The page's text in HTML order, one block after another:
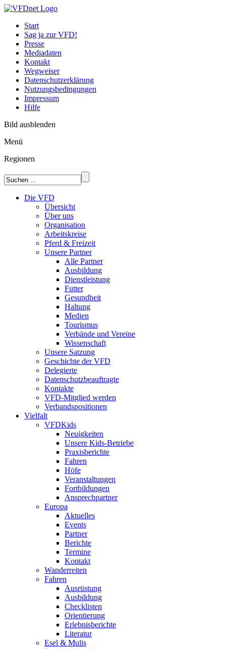
Start
Sag ja zur VFD!
Presse
Mediadaten
Kontakt
Wegweiser
Datenschutzerklärung
Nutzungsbedingungen
Impressum
Hilfe
Bild ausblenden
Menü
Regionen
Die VFD
Übersicht
Über uns
Organisation
Arbeitskreise
Pferd & Freizeit
Unsere Partner
Alle Partner
Ausbildung
Dienstleistung
Futter
Gesundheit
Haltung
Medien
Tourismus
Verbände und Vereine
Wissenschaft
Unsere Satzung
Geschichte der VFD
Delegierte
Datenschutzbeauftragte
Kontakte
VFD-Mitglied werden
Verbandspositionen
Vielfalt
VFDKids
Neuigkeiten
Unsere Kids-Betriebe
Praxisberichte
Fahren
Höfe
Veranstaltungen
Fortbildungen
Ansprechpartner
Europa
Aktuelles
Events
Partner
Berichte
Termine
Kontakt
Wanderreiten
Fahren
Ausrüstung
Ausbildung
Checklisten
Orientierung
Erlebnisberichte
Literatur
Esel & Mulis